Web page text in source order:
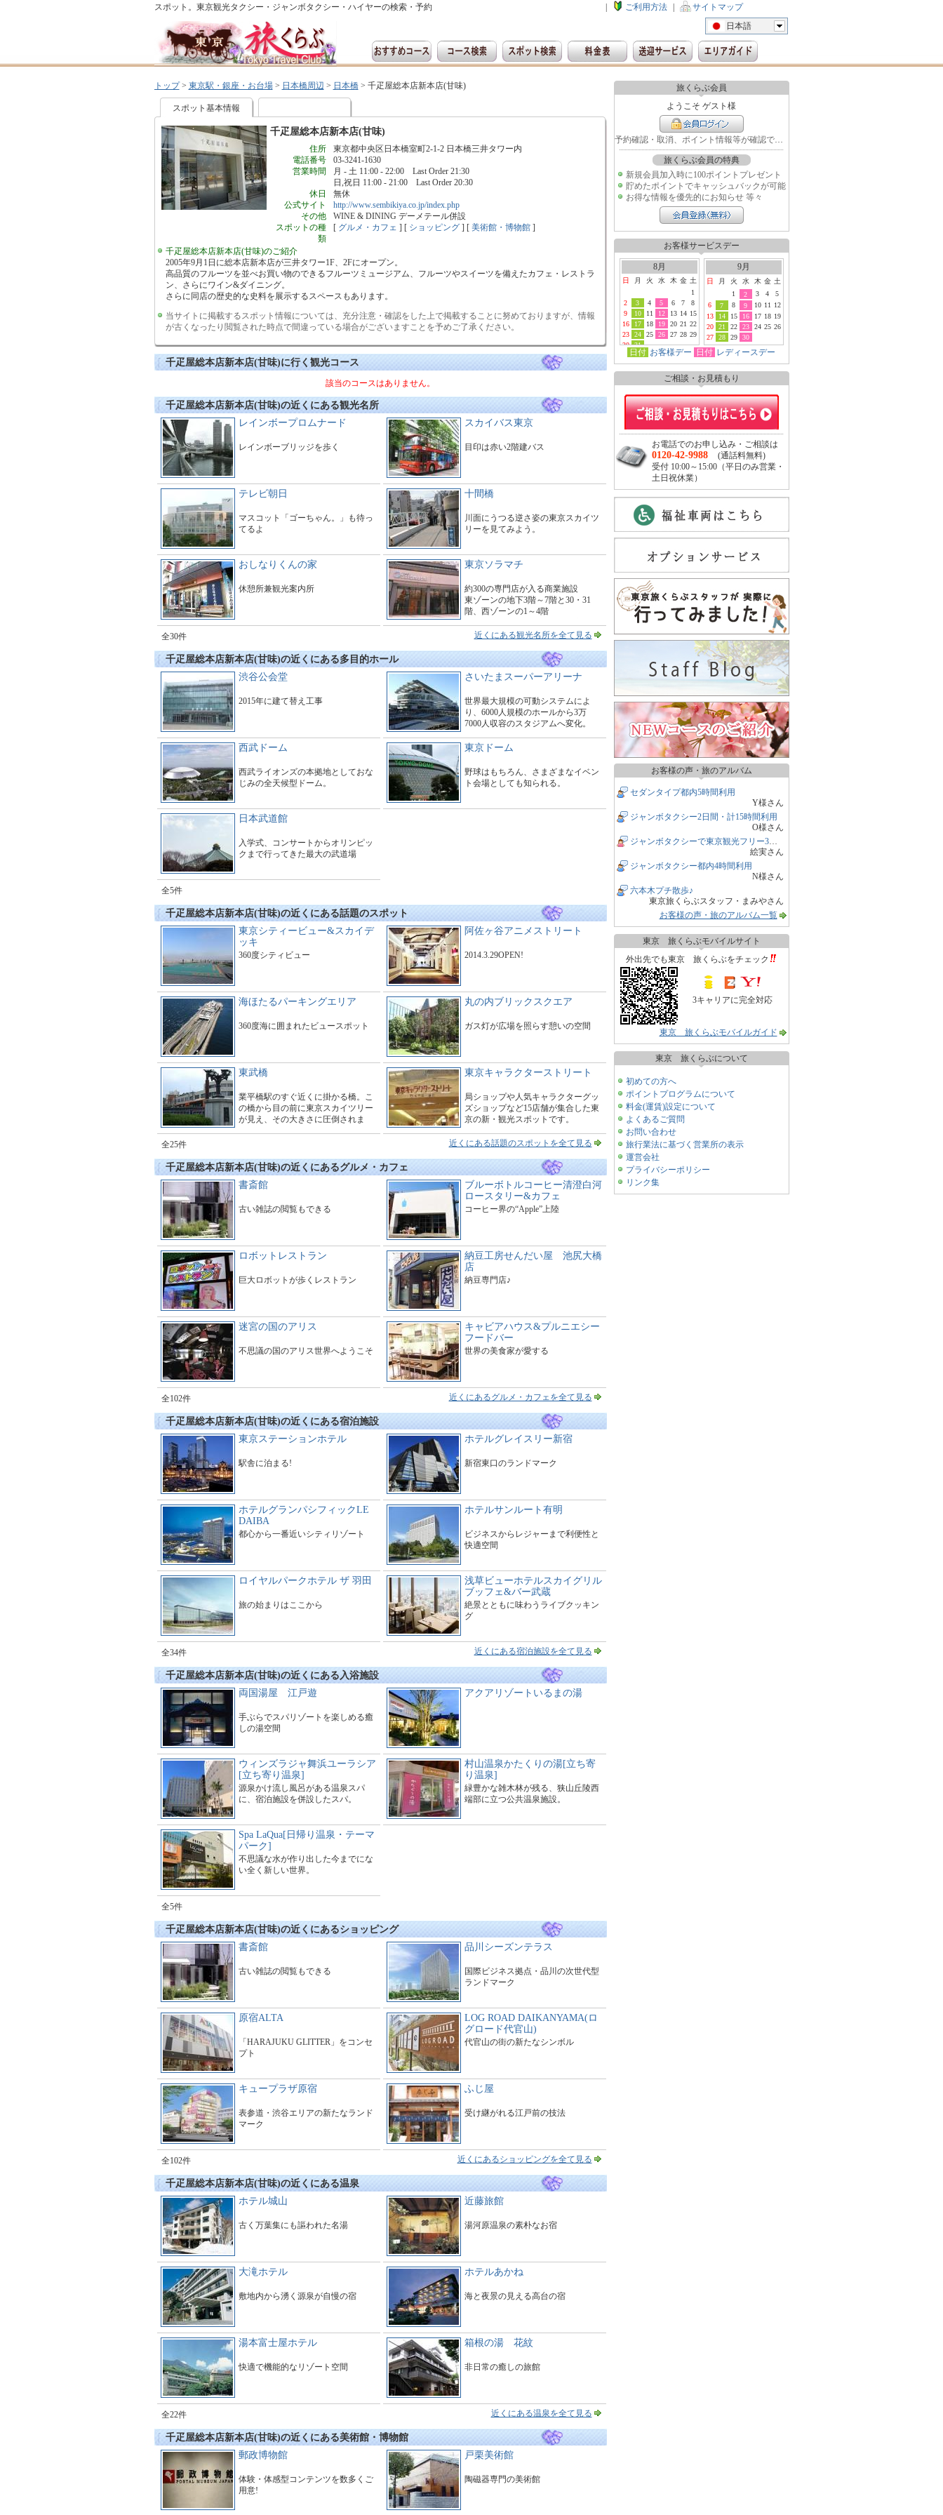
スポット。東京観光タクシー・ジャンボタクシー・ハイヤーの検索・予約 ご利用方法
サイトマップ
日本語
トップ> 東京駅・銀座・お台場> 日本橋周辺 > 日本橋> 千疋屋総本店新本店(甘味)
スポット基本情報
千疋屋総本店新本店(甘味)
住所
東京都中央区日本橋室町2-1-2 日本橋三井タワー内
電話番号
03-3241-1630
営業時間
月 - 土 11:00 - 22:00 Last Order 21:30
日,祝日 11:00 - 21:00 Last Order 20:30
休日
無休
公式サイト
http://www.sembikiya.co.jp/index.php
その他
WINE & DINING デーメテール併設
スポットの種
類
[ グルメ・カフェ ] [ ショッピング] [ 美術館・博物館]
千疋屋総本店新本店(甘味)のご紹介
2005年9月1日に総本店新本店が三井タワー1F、2Fにオープン。
高品質のフルーツを並べお買い物のできるフルーツミュージアム、フルーツやスイーツを備えたカフェ・レストラ
ン、さらにワイン&ダイニング。
さらに同店の歴史的な史料を展示するスペースもあります。
当サイトに掲載するスポット情報については、充分注意・確認をした上で掲載することに努めておりますが、情報
が古くなったり閲覧された時点で間違っている場合がございますことを予めご了承ください。
千疋屋総本店新本店(甘味)に行く観光コース
該当のコースはありません。
千疋屋総本店新本店(甘味)の近くにある観光名所
レインボープロムナード
レインボーブリッジを歩く
スカイバス東京
目印は赤い2階建バス
テレビ朝日
マスコット「ゴーちゃん。」も待っ
てるよ
十間橋
川面にうつる逆さ姿の東京スカイツ
リーを見てみよう。
おしなりくんの家
休憩所兼観光案内所
東京ソラマチ
約300の専門店が入る商業施設
東ゾーンの地下3階～7階と30・31
階、西ゾーンの1～4階
設。
全30件 近くにある観光名所を全て見る
千疋屋総本店新本店(甘味)の近くにある多目的ホール
渋谷公会堂
2015年に建て替え工事
さいたまスーパーアリーナ
世界最大規模の可動システムによ
り、6000人規模のホールから3万
7000人収容のスタジアムへ変化。
西武ドーム
西武ライオンズの本拠地としておな
じみの全天候型ドーム。
東京ドーム
野球はもちろん、さまざまなイベン
ト会場としても知られる。
日本武道館
入学式、コンサートからオリンピッ
クまで行ってきた最大の武道場
全5件
千疋屋総本店新本店(甘味)の近くにある話題のスポット
東京シティービュー&スカイデ
ッキ
360度シティビュー
阿佐ヶ谷アニメストリート
2014.3.29OPEN!
海ほたるパーキングエリア
360度海に囲まれたビュースポット
丸の内ブリックスクエア
ガス灯が広場を照らす憩いの空間
東武橋
業平橋駅のすぐ近くに掛かる橋。こ
の橋から目の前に東京スカイツリー
が見え、その大きさに圧倒されま
東京キャラクターストリート
局ショップや人気キャラクターグッ
ズショップなど15店舗が集合した東
京の新・観光スポットです。
全25件 近くにある話題のスポットを全て見る
千疋屋総本店新本店(甘味)の近くにあるグルメ・カフェ
書斎館
古い雑誌の閲覧もできる
ブルーボトルコーヒー清澄白河
ロースタリー&カフェ
コーヒー界の“Apple”上陸
ロボットレストラン
巨大ロボットが歩くレストラン
納豆工房せんだい屋 池尻大橋
店
納豆専門店♪
迷宮の国のアリス
不思議の国のアリス世界へようこそ
キャビアハウス&プルニエシー
フードバー
世界の美食家が愛する
全102件 近くにあるグルメ・カフェを全て見る
千疋屋総本店新本店(甘味)の近くにある宿泊施設
東京ステーションホテル
駅舎に泊まる!
ホテルグレイスリー新宿
新宿東口のランドマーク
ホテルグランパシフィックLE
DAIBA
都心から一番近いシティリゾート
ホテルサンルート有明
ビジネスからレジャーまで利便性と
快適空間
ロイヤルパークホテル ザ 羽田
旅の始まりはここから
浅草ビューホテルスカイグリル
ブッフェ&バー武蔵
絶景とともに味わうライブクッキン
グ
全34件 近くにある宿泊施設を全て見る
千疋屋総本店新本店(甘味)の近くにある入浴施設
両国湯屋 江戸遊
手ぶらでスパリゾートを楽しめる癒
しの湯空間
アクアリゾートいるまの湯
ウィンズラジャ舞浜ユーラシア
[立ち寄り温泉]
源泉かけ流し風呂がある温泉スパ
に、宿泊施設を併設したスパ。
村山温泉かたくりの湯[立ち寄
り温泉]
緑豊かな雑木林が残る、狭山丘陵西
端部に立つ公共温泉施設。
Spa LaQua[日帰り温泉・テーマ
パーク]
不思議な水が作り出した今までにな
い全く新しい世界。
全5件
千疋屋総本店新本店(甘味)の近くにあるショッピング
書斎館
古い雑誌の閲覧もできる
品川シーズンテラス
国際ビジネス拠点・品川の次世代型
ランドマーク
原宿ALTA
「HARAJUKU GLITTER」をコンセ
プト
LOG ROAD DAIKANYAMA(ロ
グロード代官山)
代官山の街の新たなシンボル
キュープラザ原宿
表参道・渋谷エリアの新たなランド
マーク
ふじ屋
受け継がれる江戸前の技法
全102件 近くにあるショッピングを全て見る
千疋屋総本店新本店(甘味)の近くにある温泉
ホテル城山
古く万葉集にも謳われた名湯
近藤旅館
湯河原温泉の素朴なお宿
大滝ホテル
敷地内から湧く源泉が自慢の宿
ホテルあかね
海と夜景の見える高台の宿
湯本富士屋ホテル
快適で機能的なリゾート空間
箱根の湯 花紋
非日常の癒しの旅館
全22件 近くにある温泉を全て見る
千疋屋総本店新本店(甘味)の近くにある美術館・博物館
郵政博物館
体験・体感型コンテンツを数多くご
用意!
戸栗美術館
陶磁器専門の美術館
旅くらぶ会員
ようこそ ゲスト様
予約確認・取消、ポイント情報等が確認できます
旅くらぶ会員の特典
新規会員加入時に100ポイントプレゼント
貯めたポイントでキャッシュバックが可能
お得な情報を優先的にお知らせ 等々
お客様サービスデー
8月
日 月 火 水 木 金 土
1
2
3 4 5 6 7
8
9
10 11 12 13 14 15
16
17 18 19 20 21 22
23
24 25 26 27 28 29
30
31
9月
日 月 火 水 木 金 土
1
2 3 4
5
6
7 8 9 10 11
12
13
14 15 16 17 18 19
20
21 22 23 24 25 26
27
28 29 30
日付 お客様デー 日付 レディースデー
ご相談・お見積もり
お電話でのお申し込み・ご相談は
0120-42-9988 (通話料無料)
受付 10:00～15:00（平日のみ営業・
土日祝休業）
お客様の声・旅のアルバム
セダンタイプ都内5時間利用
Y様さん
ジャンボタクシー2日間・計15時間利用
O様さん
ジャンボタクシーで東京観光フリー3時間
絵実さん
ジャンボタクシー都内4時間利用
N様さん
六本木プチ散歩♪
東京旅くらぶスタッフ・まみやさん
お客様の声・旅のアルバム一覧
東京 旅くらぶモバイルサイト
外出先でも東京 旅くらぶをチェック
3キャリアに完全対応
東京 旅くらぶモバイルガイド
東京 旅くらぶについて
初めての方へ
ポイントプログラムについて
料金(運賃)設定について
よくあるご質問
お問い合わせ
旅行業法に基づく営業所の表示
運営会社
プライバシーポリシー
リンク集